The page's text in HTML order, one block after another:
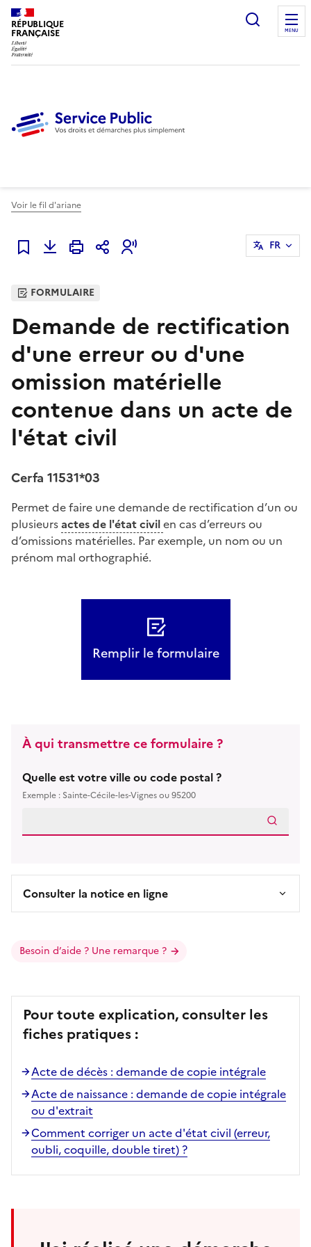
RÉPUBLIQUE
FRANÇAISE
Ouvrir
MENU
Voir le fil d'ariane
Ajouter à mes favoris
FR
FORMULAIRE
Demande de rectification
d'une erreur ou d'une
omission matérielle
contenue dans un acte de
l'état civil
Cerfa 11531*03
Permet de faire une demande de rectification d’un ou
plusieursactes de l'état civilen cas d’erreurs ou
d’omissions matérielles. Par exemple, un nom ou un
prénom mal orthographié.
Remplir le formulaire
À qui transmettre ce formulaire ?
Quelle est votre ville ou code postal ?
Exemple : Sainte-Cécile-les-Vignes ou 95200
Consulter la notice en ligne
Besoin d’aide ? Une remarque ?
Pour toute explication, consulter les
fiches pratiques :
Acte de décès : demande de copie intégrale
Acte de naissance : demande de copie intégrale
ou d'extrait
Comment corriger un acte d'état civil (erreur,
oubli, coquille, double tiret) ?